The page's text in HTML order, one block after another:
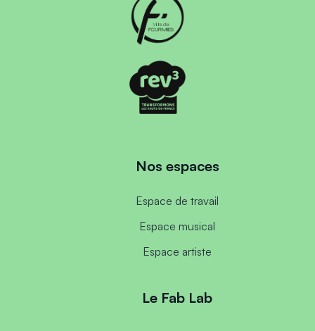
Nos espaces
Espace de travail
Espace musical
Espace artiste
Le Fab Lab